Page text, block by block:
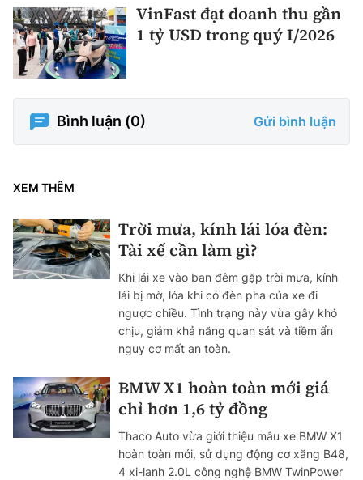
VinFast đạt doanh thu gần
1 tỷ USD trong quý I/2026
Bình luận (0) Gửi bình luận
XEM THÊM
Trời mưa, kính lái lóa đèn:
Tài xế cần làm gì?
Khi lái xe vào ban đêm gặp trời mưa, kính
lái bị mờ, lóa khi có đèn pha của xe đi
ngược chiều. Tình trạng này vừa gây khó
chịu, giảm khả năng quan sát và tiềm ẩn
nguy cơ mất an toàn.
BMW X1 hoàn toàn mới giá
chỉ hơn 1,6 tỷ đồng
Thaco Auto vừa giới thiệu mẫu xe BMW X1
hoàn toàn mới, sử dụng động cơ xăng B48,
4 xi-lanh 2.0L công nghệ BMW TwinPower